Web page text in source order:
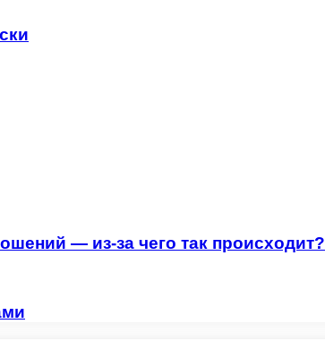
— из-за чего так происходит?